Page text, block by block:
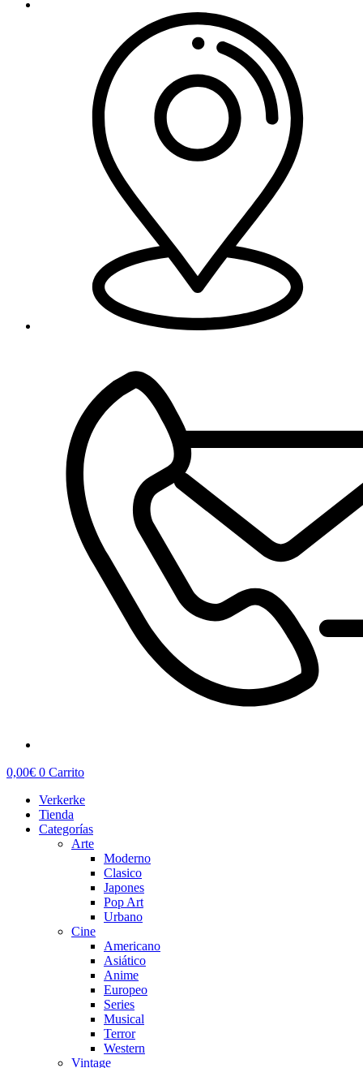
0,00€ 0 Carrito
Verkerke
Tienda
Categorías
Arte
Moderno
Clasico
Japones
Pop Art
Urbano
Cine
Americano
Asiático
Anime
Europeo
Series
Musical
Terror
Western
Vintage